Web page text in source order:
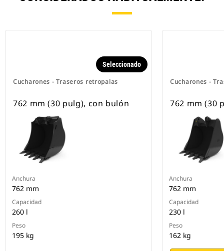
Cucharones - Traseros retropalas
Seleccionado
762 mm (30 pulg), con bulón
Anchura
762 mm
Capacidad
260 l
Peso
195 kg
Cucharones -
762 mm (30
Anchura
762 mm
Capacidad
230 l
Peso
162 kg